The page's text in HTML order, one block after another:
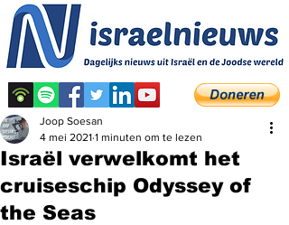
Israël verwelkomt het
cruiseschip Odyssey of
the Seas
Joop Soesan
4 mei 2021 1 minuten om te lezen